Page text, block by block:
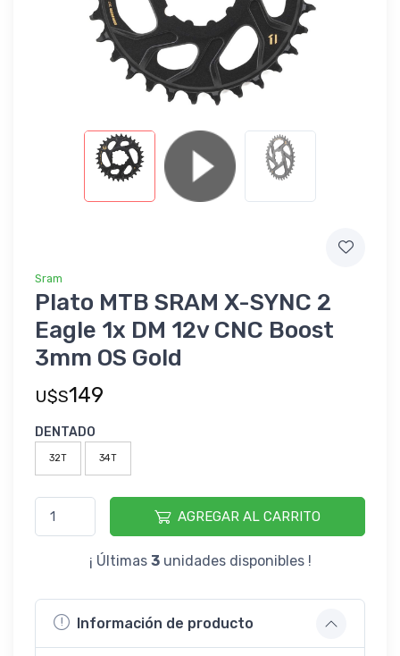
Sram
Plato MTB SRAM X-SYNC 2
Eagle 1x DM 12v CNC Boost
3mm OS Gold
U$S149
DENTADO
32T 34T
AGREGAR AL CARRITO
¡ Últimas 3unidades disponibles !
Información de producto